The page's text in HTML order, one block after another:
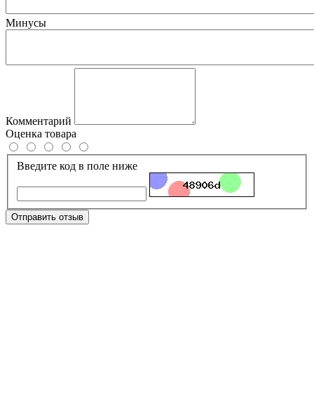
Минусы
Комментарий
Оценка товара
Введите код в поле ниже
Отправить отзыв